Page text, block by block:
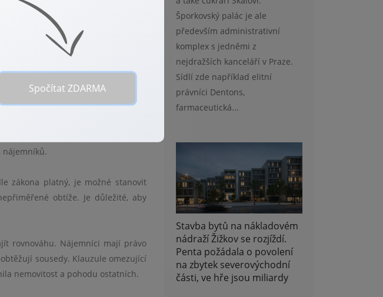
a transparentní jednání
je pečlivá příprava, aby byla
a zajistit pohodlí a bezpečí
nájemníků.
zákona platný, je možné stanovit
obtíže. Je důležité, aby
rovnováhu. Nájemníci mají právo
sousedy. Klauzule omezující
nemovitost a pohodu ostatních.
Šporkovský palác je ale
především administrativní
komplex s jedněmi z
nejdražších kanceláří v Praze.
Sídlí zde například elitní
právníci Dentons,
farmaceutická...
Stavba bytů na nákladovém
nádraží Žižkov se rozjíždí.
Penta požádala o povolení
na zbytek severovýchodní
části, ve hře jsou miliardy
Spočítat ZDARMA